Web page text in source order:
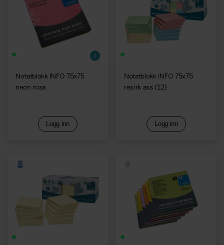
Notatblokk INFO 75x75
neon rosa
Logg inn
Notatblokk INFO 75x75
resirk ass (12)
Logg inn